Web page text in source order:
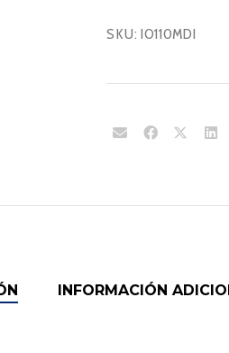
SKU: IO110MDI
INFORMACIÓN